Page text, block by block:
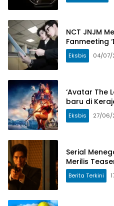
NCT JNJM
Fanmeeting
Eksbis 04/07/
‘Avatar The
baru di
Eksbis 27/06/
Serial
Merilis
Berita Terkini